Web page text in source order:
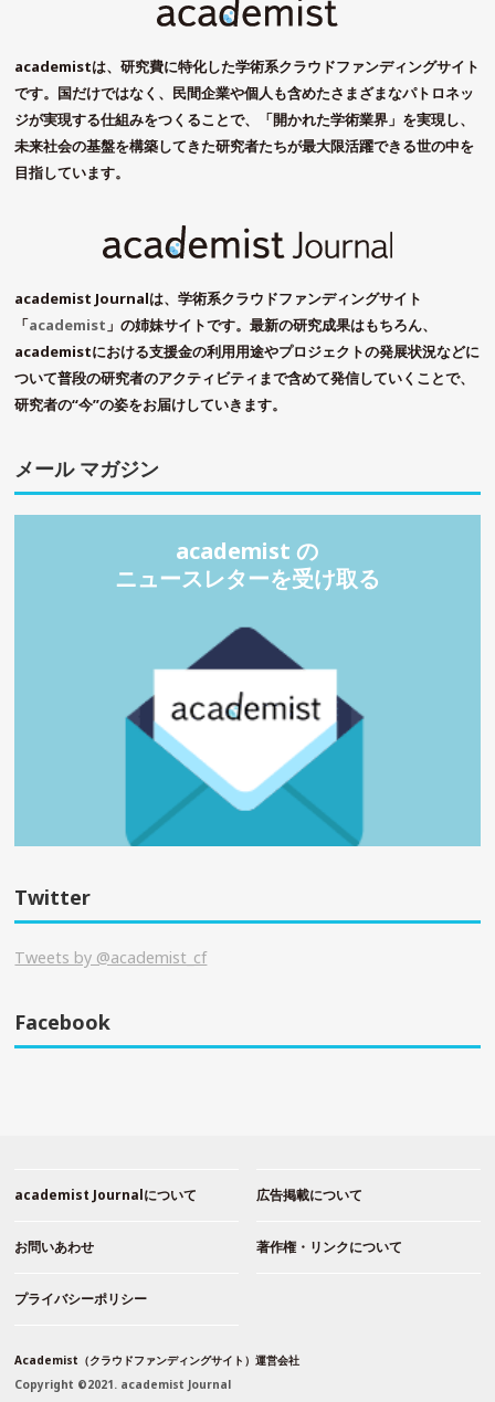
academistは、研究費に特化した学術系クラウドファンディングサイト
です。国だけではなく、民間企業や個人も含めたさまざまなパトロネッ
ジが実現する仕組みをつくることで、「開かれた学術業界」を実現し、
未来社会の基盤を構築してきた研究者たちが最大限活躍できる世の中を
目指しています。
academist Journalは、学術系クラウドファンディングサイト
「academist 」の姉妹サイトです。最新の研究成果はもちろん、
academistにおける支援金の利用用途やプロジェクトの発展状況などに
ついて普段の研究者のアクティビティまで含めて発信していくことで、
研究者の“今”の姿をお届けしていきます。
メール マガジン
academist の
ニュースレターを受け取る
Twitter
Tweets by @academist_cf
Facebook
academist Journalについて
お問いあわせ
プライバシーポリシー
広告掲載について
著作権・リンクについて
Academist（クラウドファンディングサイト）運営会社
Copyright ©2021. academist Journal